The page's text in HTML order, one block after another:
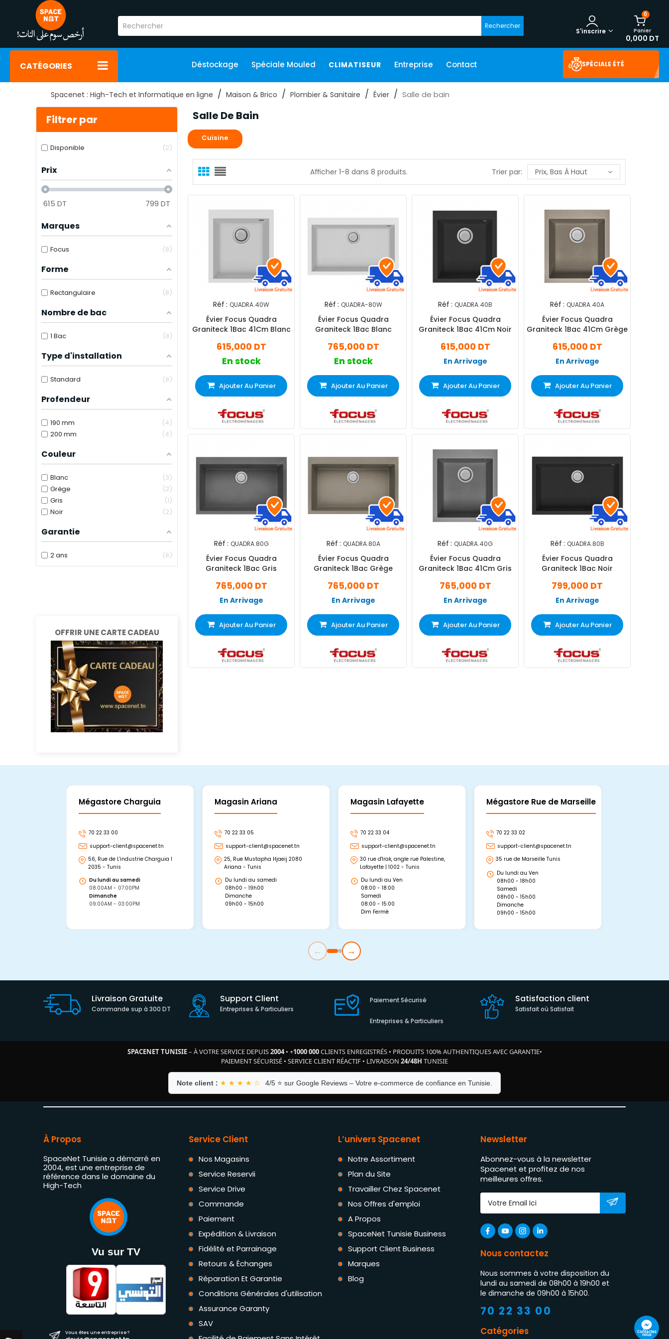
Rechercher
0
Panier
0,000 DT
S'inscrire
CATÉGORIES Déstockage Spéciale Mouled CLIMATISEUR Entreprise Contact SPÉCIALE ÉTÉ
Spacenet : High-Tech et Informatique en ligne Maison & Brico Plombier & Sanitaire Évier Salle de bain
Filtrer par
Disponible 2
Prix
615 DT 799 DT
Marques
Focus 8
Forme
Rectangulaire 8
Nombre de bac
1 Bac 8
Type d'installation
Standard 8
Profendeur
190 mm
4
200 mm
4
Couleur
Blanc
3
Grège
2
Gris
1
Noir
2
Garantie
2 ans 8
OFFRIR UNE CARTE CADEAU
Salle De Bain
Cuisine
Afficher 1-8 dans 8 produits. Trier par: Prix, Bas À Haut
Réf : QUADRA.40W
Évier Focus Quadra
Graniteck 1Bac 41Cm Blanc
615,000 DT
En stock
Ajouter Au Panier
Réf : QUADRA-80W
Évier Focus Quadra
Graniteck 1Bac Blanc
765,000 DT
En stock
Ajouter Au Panier
Réf : QUADRA.40B
Évier Focus Quadra
Graniteck 1Bac 41Cm Noir
615,000 DT
En Arrivage
Ajouter Au Panier
Réf : QUADRA.40A
Évier Focus Quadra
Graniteck 1Bac 41Cm Grège
615,000 DT
En Arrivage
Ajouter Au Panier
Réf : QUADRA.80G
Évier Focus Quadra
Graniteck 1Bac Gris
765,000 DT
En Arrivage
Ajouter Au Panier
Réf : QUADRA.80A
Évier Focus Quadra
Graniteck 1Bac Grège
765,000 DT
En Arrivage
Ajouter Au Panier
Réf : QUADRA.40G
Évier Focus Quadra
Graniteck 1Bac 41Cm Gris
765,000 DT
En Arrivage
Ajouter Au Panier
Réf : QUADRA.80B
Évier Focus Quadra
Graniteck 1Bac Noir
799,000 DT
En Arrivage
Ajouter Au Panier
Mégastore Charguia
70 22 33 00
support-client@spacenet.tn
56, Rue de L'industrie Charguia I
2035 - Tunis
Du lundi au samedi
08:00AM - 07:00PM
Dimanche
09:00AM - 03:00PM
Magasin Ariana
70 22 33 05
support-client@spacenet.tn
25, Rue Mustapha Hjaeij 2080
Ariana - Tunis
Du lundi au samedi
08h00 - 19h00
Dimanche
09h00 - 15h00
Magasin Lafayette
70 22 33 04
support-client@spacenet.tn
30 rue d'Irak, angle rue Palestine,
Lafayette | 1002 - Tunis
Du lundi au Ven
08:00 - 18:00
Samedi
08:00 - 15:00
Dim Fermé
Mégastore Rue de Marseille
70 22 33 02
support-client@spacenet.tn
35 rue de Marseille Tunis
Du lundi au Ven
08h00 - 18h00
Samedi
08h00 - 15h00
Dimanche
09h00 - 15h00
← →
Livraison Gratuite
Commande sup à 300 DT
Support Client
Entreprises & Particuliers
Paiement Sécurisé
Entreprises & Particuliers
Satisfaction client
Satisfait où Satisfait
SPACENET TUNISIE– À VOTRE SERVICE DEPUIS2004• +1000 000CLIENTS ENREGISTRÉS• PRODUITS 100% AUTHENTIQUES AVEC GARANTIE•
PAIEMENT SÉCURISÉ • SERVICE CLIENT RÉACTIF • LIVRAISON 24/48H TUNISIE
Note client : ★ ★ ★ ★ ☆ 4/5 ⭐ sur Google Reviews – Votre e-commerce de confiance en Tunisie.
À Propos
SpaceNet Tunisie a démarré en
2004, est une entreprise de
référence dans le domaine du
High-Tech
Vu sur TV
Vous êtes une entreprise ?
Service Client
Nos Magasins
Service Reservii
Service Drive
Commande
Paiement
Expédition & Livraison
Fidélité et Parrainage
Retours & Échanges
Réparation Et Garantie
Conditions Générales d'utilisation
Assurance Garanty
SAV
L’univers Spacenet
Notre Assortiment
Plan du Site
Travailler Chez Spacenet
Nos Offres d'emploi
A Propos
SpaceNet Tunisie Business
Support Client Business
Marques
Blog
Newsletter
Abonnez-vous à la newsletter
Spacenet et profitez de nos
meilleures offres.
Nous contactez
Nous sommes à votre disposition du
lundi au samedi de 08h00 à 19h00 et
le dimanche de 09h00 à 15h00.
70 22 33 00
Catégories Contactez
nous